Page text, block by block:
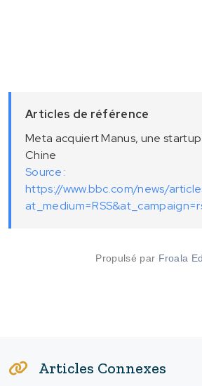
Articles de référence
Meta acquiert Manus, une
Chine
Source :
https://www.bbc.com/news/
Propulsé par Froala
Articles Connexes